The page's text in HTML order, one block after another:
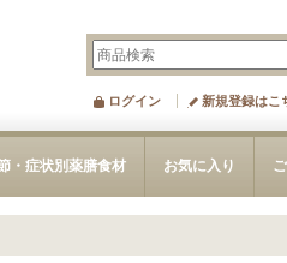
ログイン 新規登録はこ
・症状別薬膳食材 お気に入り